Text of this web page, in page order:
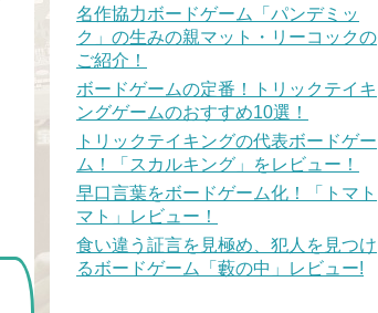
名作協力ボードゲーム「パンデミッ
ク」の生みの親マット・リーコックの
ご紹介！
ボードゲームの定番！トリックテイキ
ングゲームのおすすめ10選！
トリックテイキングの代表ボードゲー
ム！「スカルキング」をレビュー！
早口言葉をボードゲーム化！「トマト
マト」レビュー！
食い違う証言を見極め、犯人を見つけ
るボードゲーム「藪の中」レビュー!